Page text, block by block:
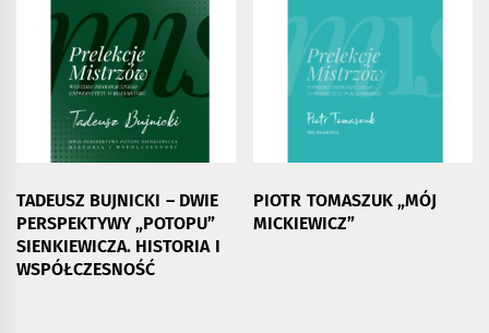
TADEUSZ BUJNICKI – DWIE
PERSPEKTYWY „POTOPU”
SIENKIEWICZA. HISTORIA I
WSPÓŁCZESNOŚĆ
PIOTR TOMASZUK „MÓJ
MICKIEWICZ”